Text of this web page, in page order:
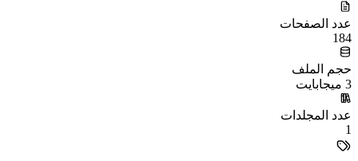
عدد الصفحات
184
حجم الملف
3 ميجابايت
عدد المجلدات
1